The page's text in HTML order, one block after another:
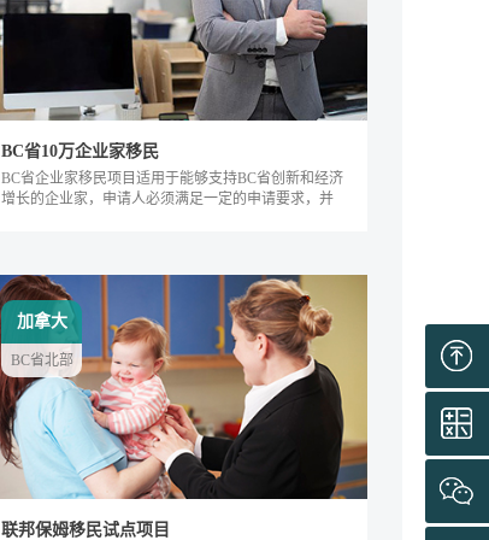
BC省10万企业家移民
BC省企业家移民项目适用于能够支持BC省创新和经济
增长的企业家，申请人必须满足一定的申请要求，并
联邦保姆移民试点项目
加拿大
BC省北部